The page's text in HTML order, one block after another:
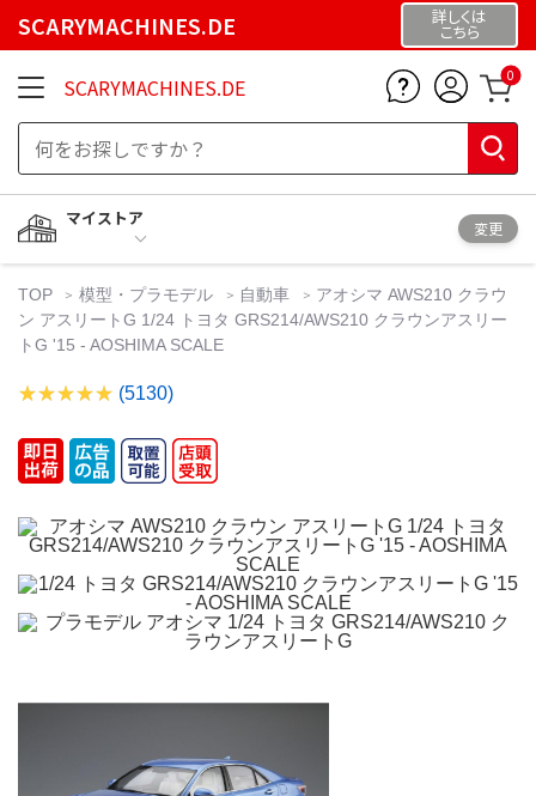
SCARYMACHINES.DE 詳しくは
こちら
SCARYMACHINES.DE 0
マイストア
変更
TOP 模型・プラモデル 自動車
アオシマ AWS210 クラウ
ン アスリートG 1/24 トヨタ GRS214/AWS210 クラウンアスリー
トG '15 - AOSHIMA SCALE
(5130)